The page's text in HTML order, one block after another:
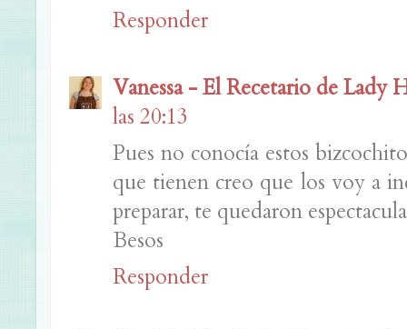
Responder
Vanessa - El Recetario de Lady
las 20:13
Pues no conocía estos
que tienen creo que los voy a
preparar, te quedaron
Besos
Responder